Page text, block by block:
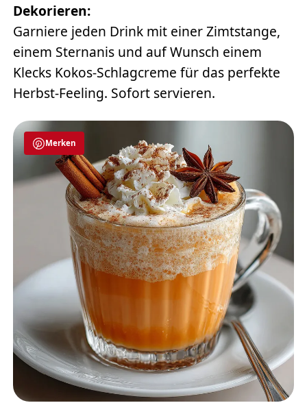
Dekorieren:
Garniere jeden Drink mit einer Zimtstange,
einem Sternanis und auf Wunsch einem
Klecks Kokos-Schlagcreme für das perfekte
Herbst-Feeling. Sofort servieren.
Merken